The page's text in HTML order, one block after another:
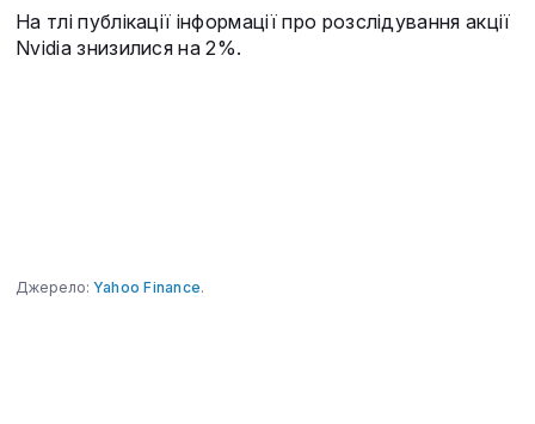
На тлі публікації інформації про розслідування акції
Nvidia знизилися на 2%.
Джерело: Yahoo Finance.